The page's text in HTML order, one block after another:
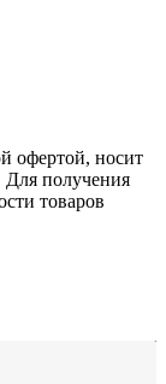
офертой, носит
получения
товаров